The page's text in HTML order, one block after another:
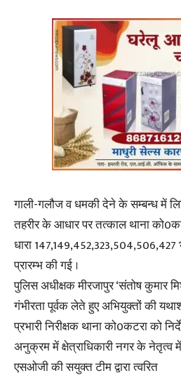
गाली-गलौज व धमकी देने के सम्बन्ध में
तहरीर के आधार पर तत्काल थाना
धारा
प्रारम्भ की गई ।
पुलिस अधीक्षक मीरजापुर ‘संतोष कुमार
गंभीरता पूर्वक लेते हुए अभियुक्तों की
प्रभारी निरीक्षक थाना को0कटरा को
अनुक्रम में क्षेत्राधिकारी नगर के नेतृत्व
एसओजी की सयुक्त टीम द्वारा त्वरित